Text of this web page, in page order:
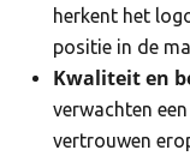
herkent het
positie in de
Kwaliteit en
verwachten
vertrouwen